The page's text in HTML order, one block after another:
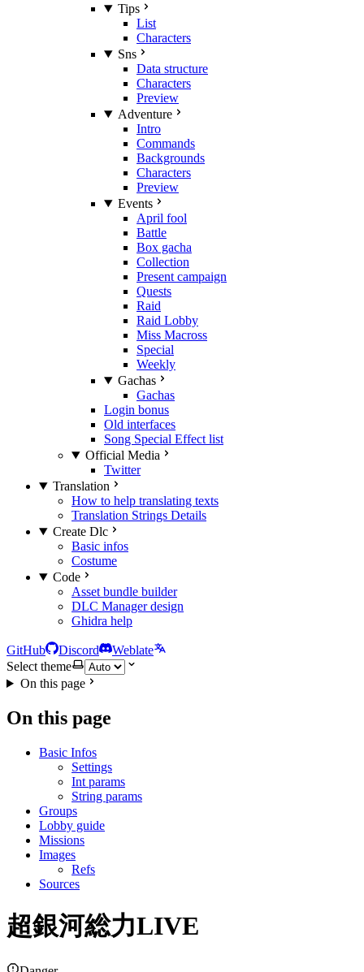
Tips
List
Characters
Sns
Data structure
Characters
Preview
Adventure
Intro
Commands
Backgrounds
Characters
Preview
Events
April fool
Battle
Box gacha
Collection
Present campaign
Quests
Raid
Raid Lobby
Miss Macross
Special
Weekly
Gachas
Gachas
Login bonus
Old interfaces
Song Special Effect list
Official Media
Twitter
Translation
How to help translating texts
Translation Strings Details
Create Dlc
Basic infos
Costume
Code
Asset bundle builder
DLC Manager design
Ghidra help
GitHub Discord
Weblate
Select theme
On this page
On this page
Basic Infos
Settings
Int params
String params
Groups
Lobby guide
Missions
Images
Refs
Sources
超銀河総力LIVE